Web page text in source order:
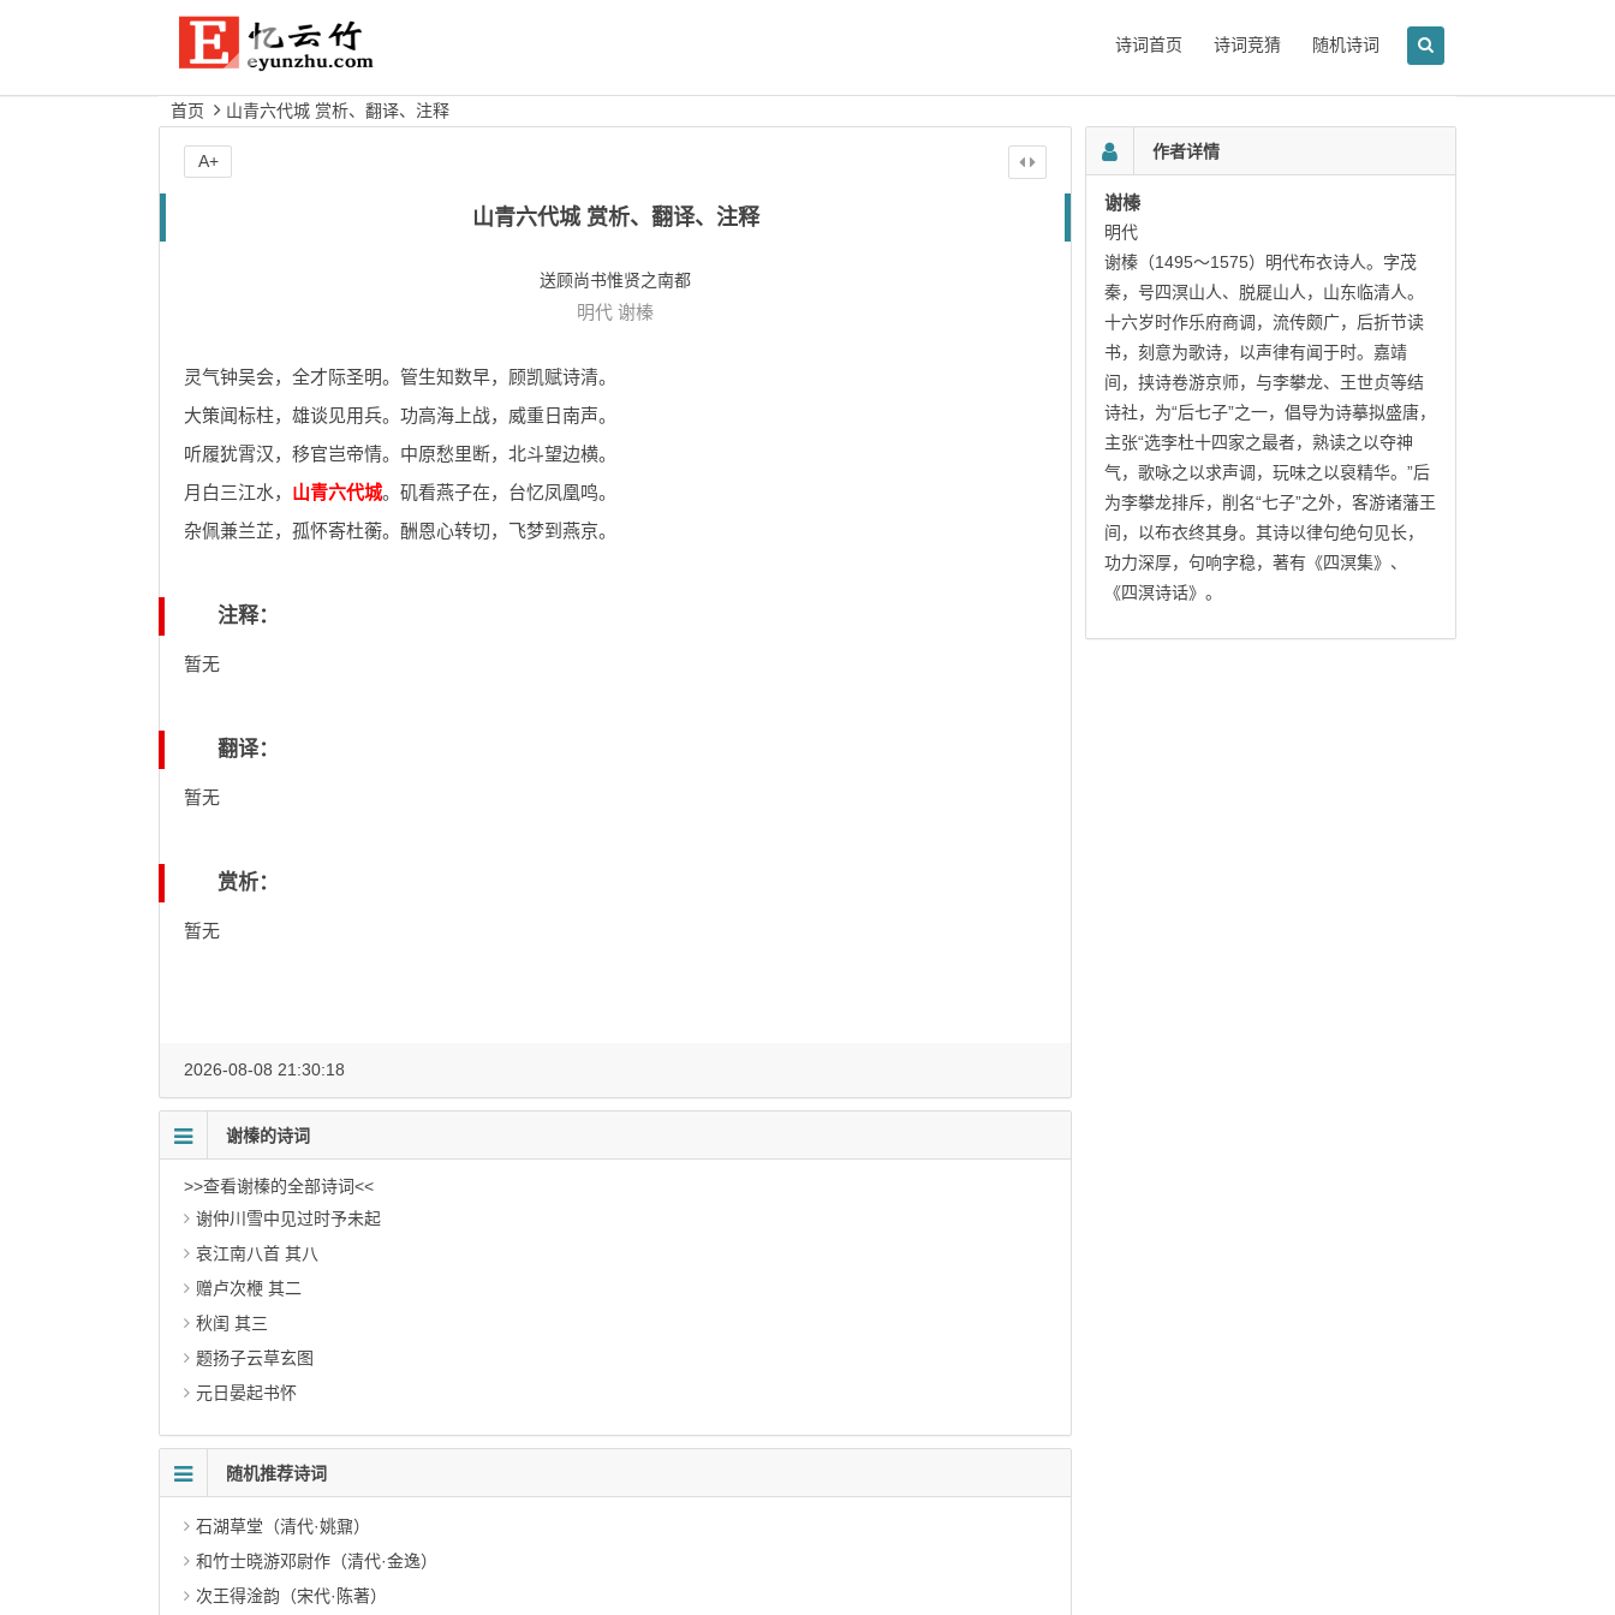
诗词首页 诗词竞猜 随机诗词
首页 山青六代城 赏析、翻译、注释
山青六代城 赏析、翻译、注释
送顾尚书惟贤之南都
明代 谢榛
灵气钟吴会，全才际圣明。管生知数早，顾凯赋诗清。
大策闻标柱，雄谈见用兵。功高海上战，威重日南声。
听履犹霄汉，移官岂帝情。中原愁里断，北斗望边横。
月白三江水， 山青六代城。矶看燕子在，台忆凤凰鸣。
杂佩兼兰芷，孤怀寄杜蘅。酬恩心转切，飞梦到燕京。
注释：
暂无
翻译：
暂无
赏析：
暂无
A+
2026-08-08 21:30:18
谢榛的诗词
>>查看谢榛的全部诗词<<
谢仲川雪中见过时予未起
哀江南八首 其八
赠卢次楩 其二
秋闺 其三
题扬子云草玄图
元日晏起书怀
随机推荐诗词
石湖草堂（清代·姚鼐）
和竹士晓游邓尉作（清代·金逸）
次王得淦韵（宋代·陈著）
作者详情
谢榛
明代
谢榛（1495～1575）明代布衣诗人。字茂
秦，号四溟山人、脱屣山人，山东临清人。
十六岁时作乐府商调，流传颇广，后折节读
书，刻意为歌诗，以声律有闻于时。嘉靖
间，挟诗卷游京师，与李攀龙、王世贞等结
诗社，为“后七子”之一，倡导为诗摹拟盛唐，
主张“选李杜十四家之最者，熟读之以夺神
气，歌咏之以求声调，玩味之以裒精华。”后
为李攀龙排斥，削名“七子”之外，客游诸藩王
间，以布衣终其身。其诗以律句绝句见长，
功力深厚，句响字稳，著有《四溟集》、
《四溟诗话》。